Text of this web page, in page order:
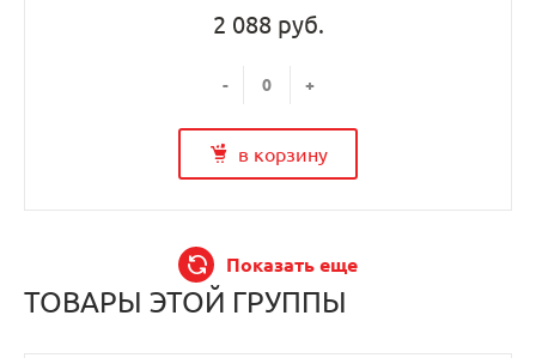
2 088 руб.
- +
в корзину
Показать еще
ТОВАРЫ ЭТОЙ ГРУППЫ